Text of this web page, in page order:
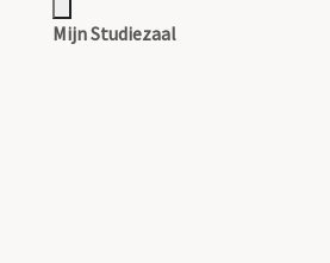
Mijn Studiezaal